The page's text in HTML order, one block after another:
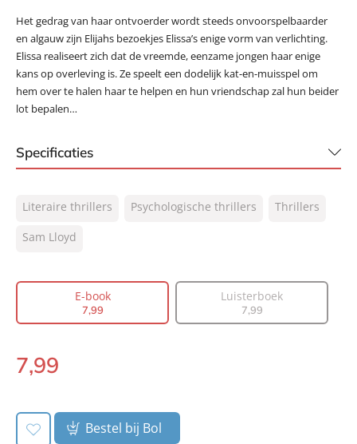
Het gedrag van haar ontvoerder wordt steeds onvoorspelbaarder
en algauw zijn Elijahs bezoekjes Elissa’s enige vorm van verlichting.
Elissa realiseert zich dat de vreemde, eenzame jongen haar enige
kans op overleving is. Ze speelt een dodelijk kat-en-muisspel om
hem over te halen haar te helpen en hun vriendschap zal hun beider
lot bepalen…
Specificaties
NUR:
305
Type:
Vertaler:
Edzard Krol
Aantal pagina's:
432
Verschijningsdatum:
Literaire thrillers Psychologische thrillers
Thrillers
Sam Lloyd
E-book
7,99
Luisterboek
7,99
E-
7,99
Bestel bij Bol